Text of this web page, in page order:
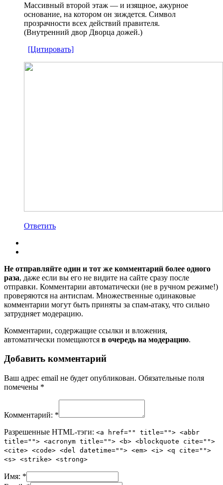
Массивный второй этаж — и изящное, ажурное
основание, на котором он зиждется. Символ
прозрачности всех действий правителя.
(Внутренний двор Дворца дожей.)
[Цитировать]
Ответить
Не отправляйте один и тот же комментарий более одного
раза, даже если вы его не видите на сайте сразу после
отправки. Комментарии автоматически (не в ручном режиме!)
проверяются на антиспам. Множественные одинаковые
комментарии могут быть приняты за спам-атаку, что сильно
затрудняет модерацию.
Комментарии, содержащие ссылки и вложения,
автоматически помещаются в очередь на модерацию.
Добавить комментарий
Ваш адрес email не будет опубликован. Обязательные поля
помечены *
Комментарий: *
Разрешенные HTML-тэги: <a href="" title=""> <abbr
title=""> <acronym title=""> <b> <blockquote cite="">
<cite> <code> <del datetime=""> <em> <i> <q cite="">
<s> <strike> <strong>
Имя: *